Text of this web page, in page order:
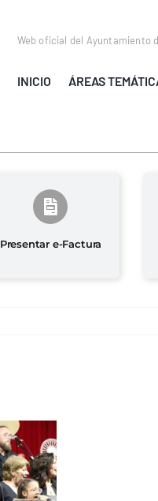
Web oficial del Ayuntamiento
INICIO ÁREAS
Presentar e-Factura